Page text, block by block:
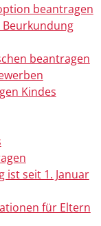
beantragen
beantragen
Kindes
ist seit 1. Januar
für Eltern